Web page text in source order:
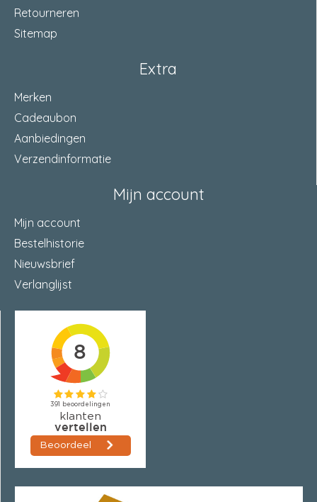
Retourneren
Sitemap
Extra
Merken
Cadeaubon
Aanbiedingen
Verzendinformatie
Mijn account
Mijn account
Bestelhistorie
Nieuwsbrief
Verlanglijst